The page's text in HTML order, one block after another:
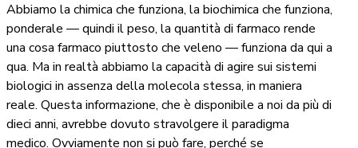
Abbiamo la chimica che funziona, la biochimica che funziona,
ponderale — quindi il peso, la quantità di farmaco rende
una cosa farmaco piuttosto che veleno — funziona da qui a
qua. Ma in realtà abbiamo la capacità di agire sui sistemi
biologici in assenza della molecola stessa, in maniera
reale. Questa informazione, che è disponibile a noi da più di
dieci anni, avrebbe dovuto stravolgere il paradigma
medico. Ovviamente non si può fare, perché se